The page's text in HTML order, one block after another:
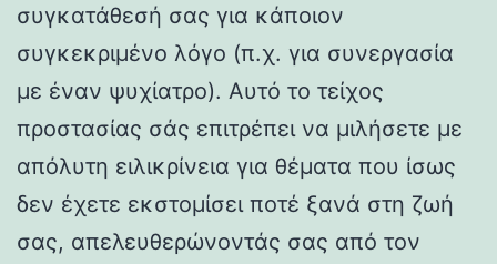
συγκατάθεσή σας για κάποιον
συγκεκριμένο λόγο (π.χ. για συνεργασία
με έναν ψυχίατρο). Αυτό το τείχος
προστασίας σάς επιτρέπει να μιλήσετε με
απόλυτη ειλικρίνεια για θέματα που ίσως
δεν έχετε εκστομίσει ποτέ ξανά στη ζωή
σας, απελευθερώνοντάς σας από τον